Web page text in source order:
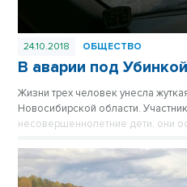
24.10.2018 ОБЩЕСТВО
В аварии под
Жизни трех человек унесла
Новосибирской области.
несовершеннолетние дети, они